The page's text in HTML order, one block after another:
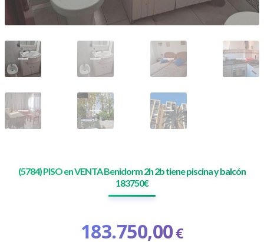
(5784) PISO en VENTA Benidorm 2h 2b tiene piscina y balcón
183750€
183.750,00€